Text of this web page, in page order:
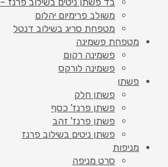
משולב פרימיום יהלום
מטפחת סריג בשילוב דנטל
מטפחת פשמינה
פשמינה רקום
פשמינה לורקס
פשתן
פשתן חלק
פשתן פרנז' כסף
פשתן פרנז' זהב
פשתן ניטים בשילוב פרנז
מניפות
סרט מניפה